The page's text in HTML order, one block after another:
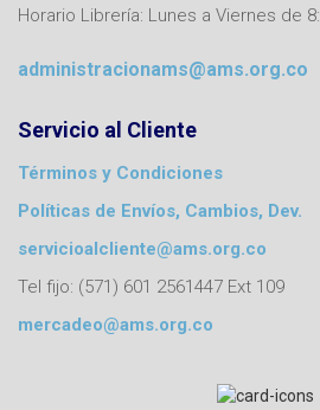
Horario Librería: Lunes a Viernes de
administracionams@ams.org.co
Servicio al Cliente
Términos y Condiciones
Políticas de Envíos, Cambios, Dev.
servicioalcliente@ams.org.co
Tel fijo: (571) 601 2561447 Ext 109
mercadeo@ams.org.co